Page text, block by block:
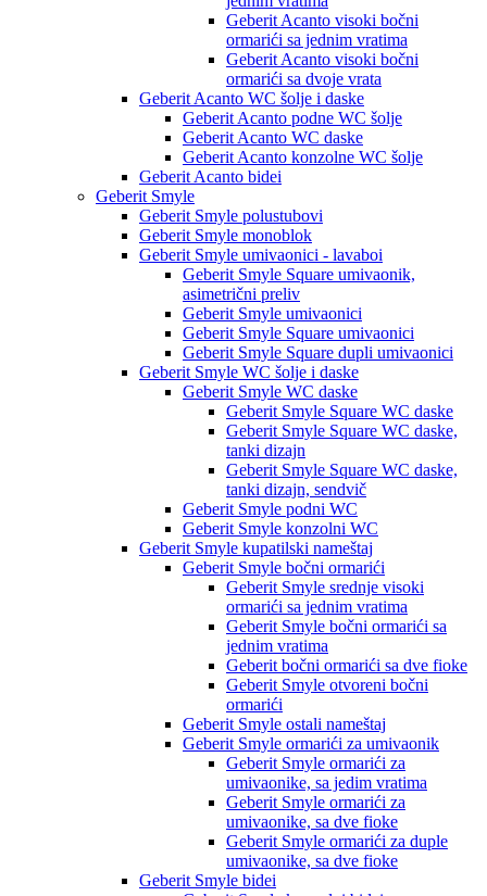
Geberit Acanto visoki bočni
ormarići sa jednim vratima
Geberit Acanto visoki bočni
ormarići sa dvoje vrata
Geberit Acanto WC šolje i daske
Geberit Acanto podne WC šolje
Geberit Acanto WC daske
Geberit Acanto konzolne WC šolje
Geberit Acanto bidei
Geberit Smyle
Geberit Smyle polustubovi
Geberit Smyle monoblok
Geberit Smyle umivaonici - lavaboi
Geberit Smyle Square umivaonik,
asimetrični preliv
Geberit Smyle umivaonici
Geberit Smyle Square umivaonici
Geberit Smyle Square dupli umivaonici
Geberit Smyle WC šolje i daske
Geberit Smyle WC daske
Geberit Smyle Square WC daske
Geberit Smyle Square WC daske,
tanki dizajn
Geberit Smyle Square WC daske,
tanki dizajn, sendvič
Geberit Smyle podni WC
Geberit Smyle konzolni WC
Geberit Smyle kupatilski nameštaj
Geberit Smyle bočni ormarići
Geberit Smyle srednje visoki
ormarići sa jednim vratima
Geberit Smyle bočni ormarići sa
jednim vratima
Geberit bočni ormarići sa dve fioke
Geberit Smyle otvoreni bočni
ormarići
Geberit Smyle ostali nameštaj
Geberit Smyle ormarići za umivaonik
Geberit Smyle ormarići za
umivaonike, sa jedim vratima
Geberit Smyle ormarići za
umivaonike, sa dve fioke
Geberit Smyle ormarići za duple
umivaonike, sa dve fioke
Geberit Smyle bidei